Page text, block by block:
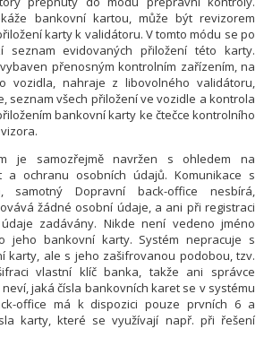
bankovní kartou, může být revizorem
karty k validátoru. V tomto módu se po
seznam evidovaných přiložení této karty.
přenosným kontrolním zařízením, na
vozidla, nahraje z libovolného validátoru,
seznam všech přiložení ve vozidle a kontrola
bankovní karty ke čtečce kontrolního
je samozřejmě navržen s ohledem na
a ochranu osobních údajů. Komunikace s
samotný Dopravní back-office nesbírá,
žádné osobní údaje, a ani při registraci
zadávány. Nikde není vedeno jméno
jeho bankovní karty. Systém nepracuje s
karty, ale s jeho zašifrovanou podobou, tzv.
vlastní klíč banka, takže ani správce
jaká čísla bankovních karet se v systému
office má k dispozici pouze prvních 6 a
karty, které se využívají např. při řešení